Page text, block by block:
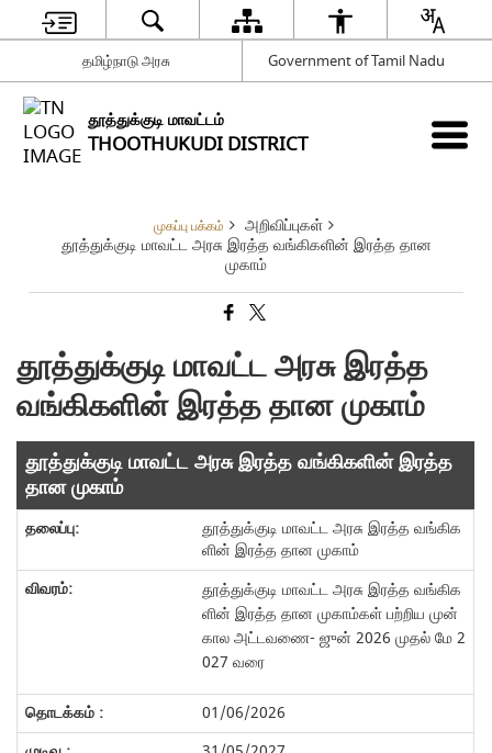
தமிழ்நாடு அரசு Government of Tamil Nadu
தூத்துக்குடி மாவட்டம்
THOOTHUKUDI DISTRICT
முகப்பு பக்கம்
அறிவிப்புகள்
தூத்துக்குடி மாவட்ட அரசு இரத்த வங்கிகளின் இரத்த தான
முகாம்
தூத்துக்குடி மாவட்ட அரசு இரத்த
வங்கிகளின் இரத்த தான முகாம்
தூத்துக்குடி மாவட்ட அரசு இரத்த வங்கிகளின் இரத்த
தான முகாம்
தூத்துக்குடி மாவட்ட அரசு இரத்த வங்கிக
ளின் இரத்த தான முகாம்
தூத்துக்குடி மாவட்ட அரசு இரத்த வங்கிக
ளின் இரத்த தான முகாம்கள் பற்றிய முன்
கால அட்டவணை- ஜுன் 2026 முதல் மே 2
027 வரை
01/06/2026